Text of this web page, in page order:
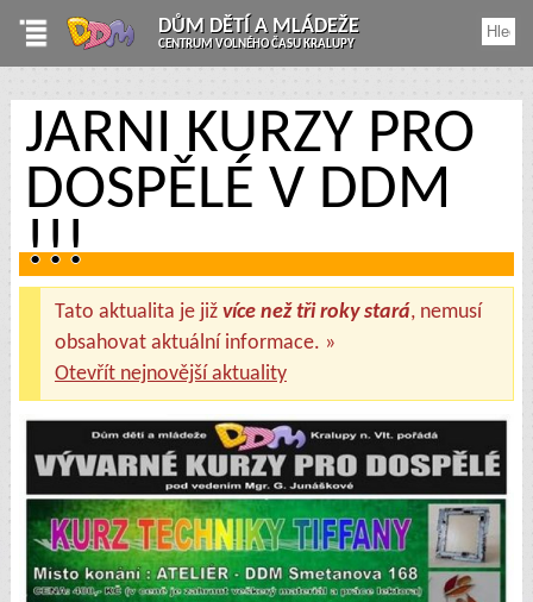
DŮM DĚTÍ A MLÁDEŽE
CENTRUM VOLNÉHO ČASU KRALUPY
JARNÍ KURZY PRO
DOSPĚLÉ V DDM
!!!
Tato aktualita je již více než tři roky stará, nemusí
obsahovat aktuální informace. »
Otevřít nejnovější aktuality